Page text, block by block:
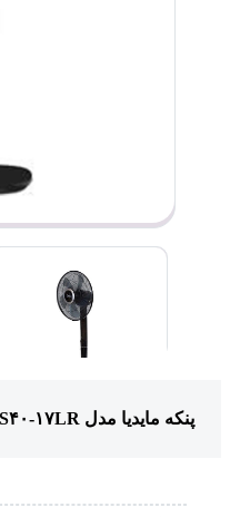
پنکه مایدیا مدل FS۴۰-۱۷LR